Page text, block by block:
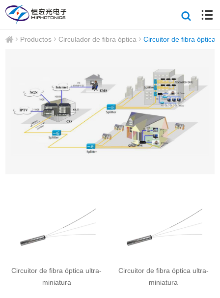
Productos Circulador de fibra óptica Circuitor de fibra óptica
Circuitor de fibra óptica ultra-
miniatura
Circuitor de fibra óptica ultra-
miniatura